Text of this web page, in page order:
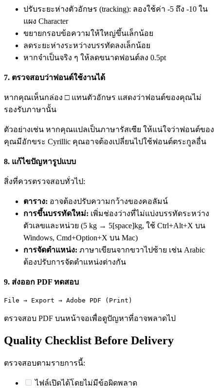
ปรับระยะห่างตัวอักษร (tracking): ลองใช้ค่า -5 ถึง -10 ใน
แผง Character
ขยายกรอบข้อความให้ใหญ่ขึ้นเล็กน้อย
ลดระยะห่างระหว่างบรรทัดลงเล็กน้อย
หากจำเป็นจริง ๆ ให้ลดขนาดฟอนต์ลง 0.5pt
7. ตรวจสอบว่าฟอนต์ใช้งานได้
หากคุณเห็นกล่อง □ แทนตัวอักษร แสดงว่าฟอนต์ของคุณไม่
รองรับภาษานั้น
ตัวอย่างเช่น หากคุณแปลเป็นภาษารัสเซีย ให้แน่ใจว่าฟอนต์ของ
คุณมีอักขระ Cyrillic คุณอาจต้องเปลี่ยนไปใช้ฟอนต์ตระกูลอื่น
8. แก้ไขปัญหารูปแบบ
สิ่งที่ควรตรวจสอบทั่วไป:
ตาราง: อาจต้องปรับความกว้างของคอลัมน์
การขึ้นบรรทัดใหม่: เพิ่มช่องว่างที่ไม่แบ่งบรรทัดระหว่าง
ตัวเลขและหน่วย (5 kg → 5[space]kg, ใช้ Ctrl+Alt+X บน
Windows, Cmd+Option+X บน Mac)
การจัดตำแหน่ง: ภาษาเขียนจากขวาไปซ้าย เช่น Arabic
ต้องปรับการจัดตำแหน่งต่างกัน
9. ส่งออก PDF ทดสอบ
File → Export → Adobe PDF (Print)
ตรวจสอบ PDF บนหน้าจอเพื่อดูปัญหาที่อาจพลาดไป
Quality Checklist Before Delivery
ตรวจสอบตามรายการนี้:
ไฟล์เปิดได้โดยไม่มีข้อผิดพลาด